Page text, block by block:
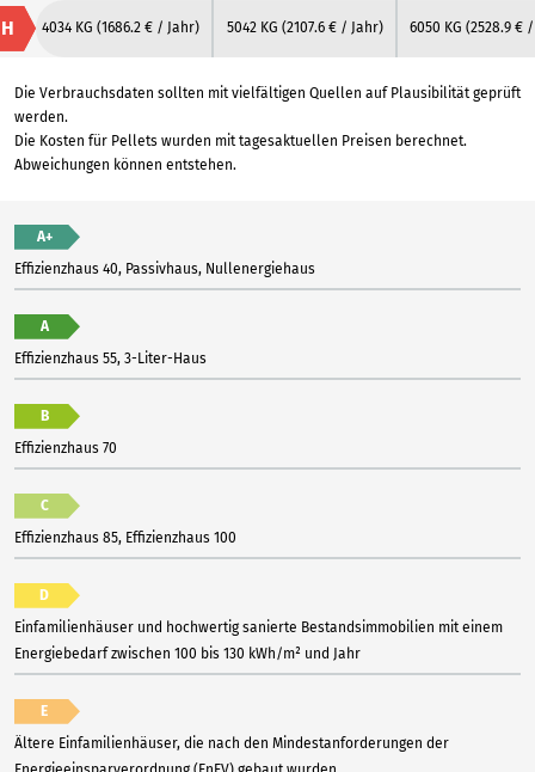
H 4034 KG (1686.2 € / Jahr) 5042 KG (2107.6 € / Jahr) 6050 KG (2528.9 €
Die Verbrauchsdaten sollten mit vielfältigen Quellen auf Plausibilität geprüft
werden.
Die Kosten für Pellets wurden mit tagesaktuellen Preisen berechnet.
Abweichungen können entstehen.
A+
Effizienzhaus 40, Passivhaus, Nullenergiehaus
A
Effizienzhaus 55, 3-Liter-Haus
B
Effizienzhaus 70
C
Effizienzhaus 85, Effizienzhaus 100
D
Einfamilienhäuser und hochwertig sanierte Bestandsimmobilien mit einem
Energiebedarf zwischen 100 bis 130 kWh/m² und Jahr
E
Ältere Einfamilienhäuser, die nach den Mindestanforderungen der